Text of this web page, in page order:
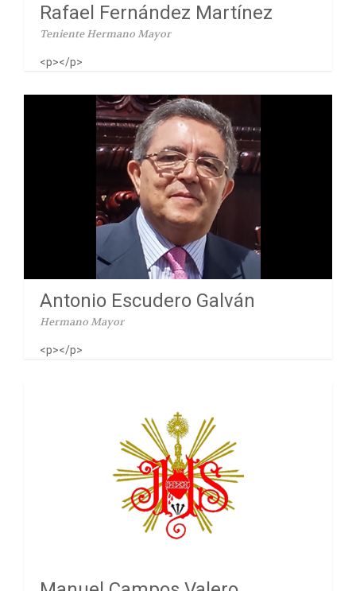
Rafael Fernández Martínez
Teniente Hermano Mayor
<p></p>
Antonio Escudero Galván
Hermano Mayor
<p></p>